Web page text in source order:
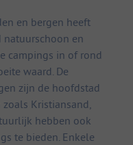
en bergen heeft
natuurschoon en
campings in of rond
waard. De
zijn de hoofdstad
Kristiansand,
hebben ook
te bieden. Enkele